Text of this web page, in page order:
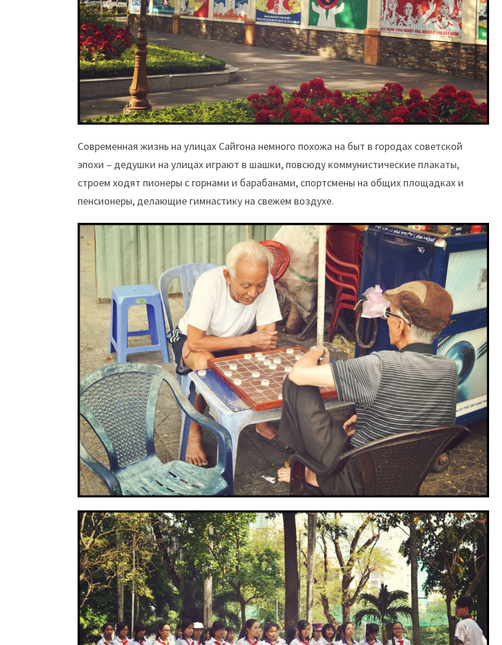
Современная жизнь на улицах Сайгона немного похожа на быт в городах советской
эпохи – дедушки на улицах играют в шашки, повсюду коммунистические плакаты,
строем ходят пионеры с горнами и барабанами, спортсмены на общих площадках и
пенсионеры, делающие гимнастику на свежем воздухе.